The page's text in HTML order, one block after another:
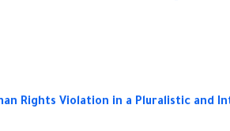
Rights Violation in a Pluralistic and